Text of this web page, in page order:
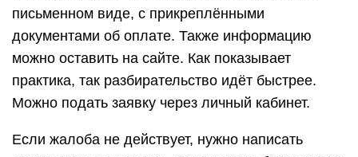
письменном виде, с прикреплёнными
документами об оплате. Также информацию
можно оставить на сайте. Как показывает
практика, так разбирательство идёт быстрее.
Можно подать заявку через личный кабинет.
Если жалоба не действует, нужно написать